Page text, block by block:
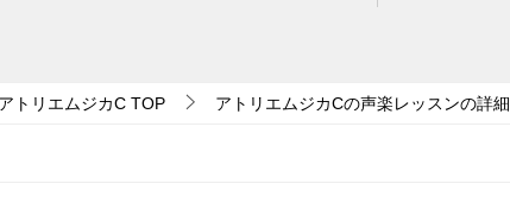
トリエムジカC TOP アトリエムジカCの声楽レッスンの詳細